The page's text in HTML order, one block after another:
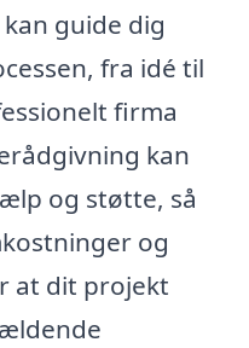
guide dig
fra idé til
firma
kan
og støtte, så
og
at dit projekt